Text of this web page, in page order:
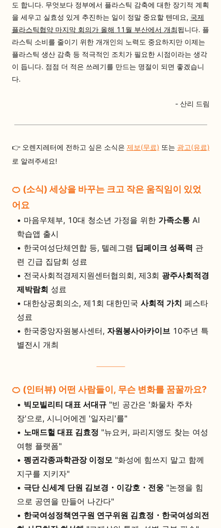
도 합니다. 무엇보다 정부에서 플라스틱 감축에 대한 장기적 계획
을 세우고 실효성 있게 추진하는 일이 정말 중요할 텐데요, 국제
플라스틱협약 마지막 회의가 올해 11월 부산에서 개최됩니다. 플
라스틱 소비를 줄이기 위한 개개인의 노력도 중요하지만 이제는
플라스틱 생산 감축 등 적극적인 조치가 필요한 시점이라는 생각
이 듭니다. 점점 더 적은 쓰레기를 만드는 명절이 되면 좋겠습니
다.
- 산리 드림
👉 오렌지레터에 전하고 싶은 소식은 제보(무료) 또는 광고(유료)
로 알려주세요!
🍊 (소식) 세상을 바꾸는 크고 작은 움직임이 있었
어요
• 마음우체부, 10대 청소년 가정을 위한 가족소통AI
학습앱 출시
• 한국여성단체연합 등, 텔레그램 딥페이크 성폭력 관
련 긴급 집담회 성료
• 전국사회적경제지원센터협의회, 제3회 광주사회적경
제박람회 성료
• 대한상공회의소, 제1회 대한민국 사회적 가치 페스타
성료
• 한국중앙자원봉사센터, 자원봉사아카이브10주년 특
별전시 개최
🍊 (인터뷰) 어떤 사람들이, 무슨 변화를 꿈꿀까요?
• 빅모빌리티 대표 서대규"빈 공간은 '화물차 주차
장'으로, 시니어에겐 '일자리'를"
• 노매드헐 대표 김효정 "뉴요커, 파리지앵도 찾는 여성
여행 플랫폼"
• 펭귄각종과학관장 이정모"화성에 힘쓰지 말고 함께
지구를 지키자"
• 극단 신세계 단원 김보경・이강호・전웅"논쟁을 힘
으로 공연을 만들어 나간다"
• 한국여성정책연구원 연구위원 김효정・한국여성의전